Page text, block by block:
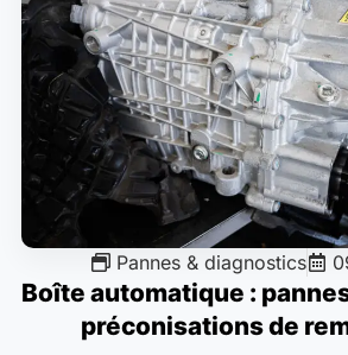
Pannes & diagnostics
Boîte automatique :
préconisations de